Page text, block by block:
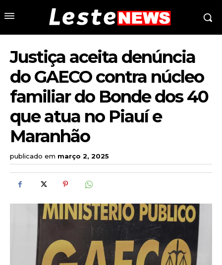
Justiça aceita denúncia
do GAECO contra núcleo
familiar do Bonde dos 40
que atua no Piauí e
Maranhão
publicado em março 2, 2025